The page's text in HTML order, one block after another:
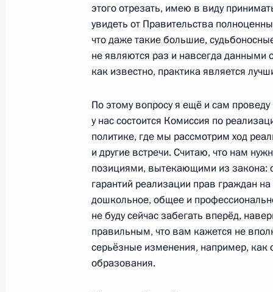
10 августа 2011 года, среда
Рабочая встреча с Министром
Игорем Щёголевым
10 августа 2011 года, 10:30 Сочи
9 августа 2011 года, вторник
Встреча с Президентом
9 августа 2011 года, 14:30 Сочи
8 августа 2011 года, понедельник
Встреча с работниками
этого отрезать, имею в виду
увидеть от Правительства
что даже такие большие,
не являются раз и навсегда данными
как известно, практика является
По этому вопросу я ещё и сам
у нас состоится Комиссия по
политике, где мы рассмотрим ход
и другие встречи. Считаю, что нам
позициями, вытекающими из закона:
гарантий реализации прав граждан
дошкольное, общее и
не буду сейчас забегать вперёд,
правильным, что вам кажется не
серьёзные изменения, например, как
образования.